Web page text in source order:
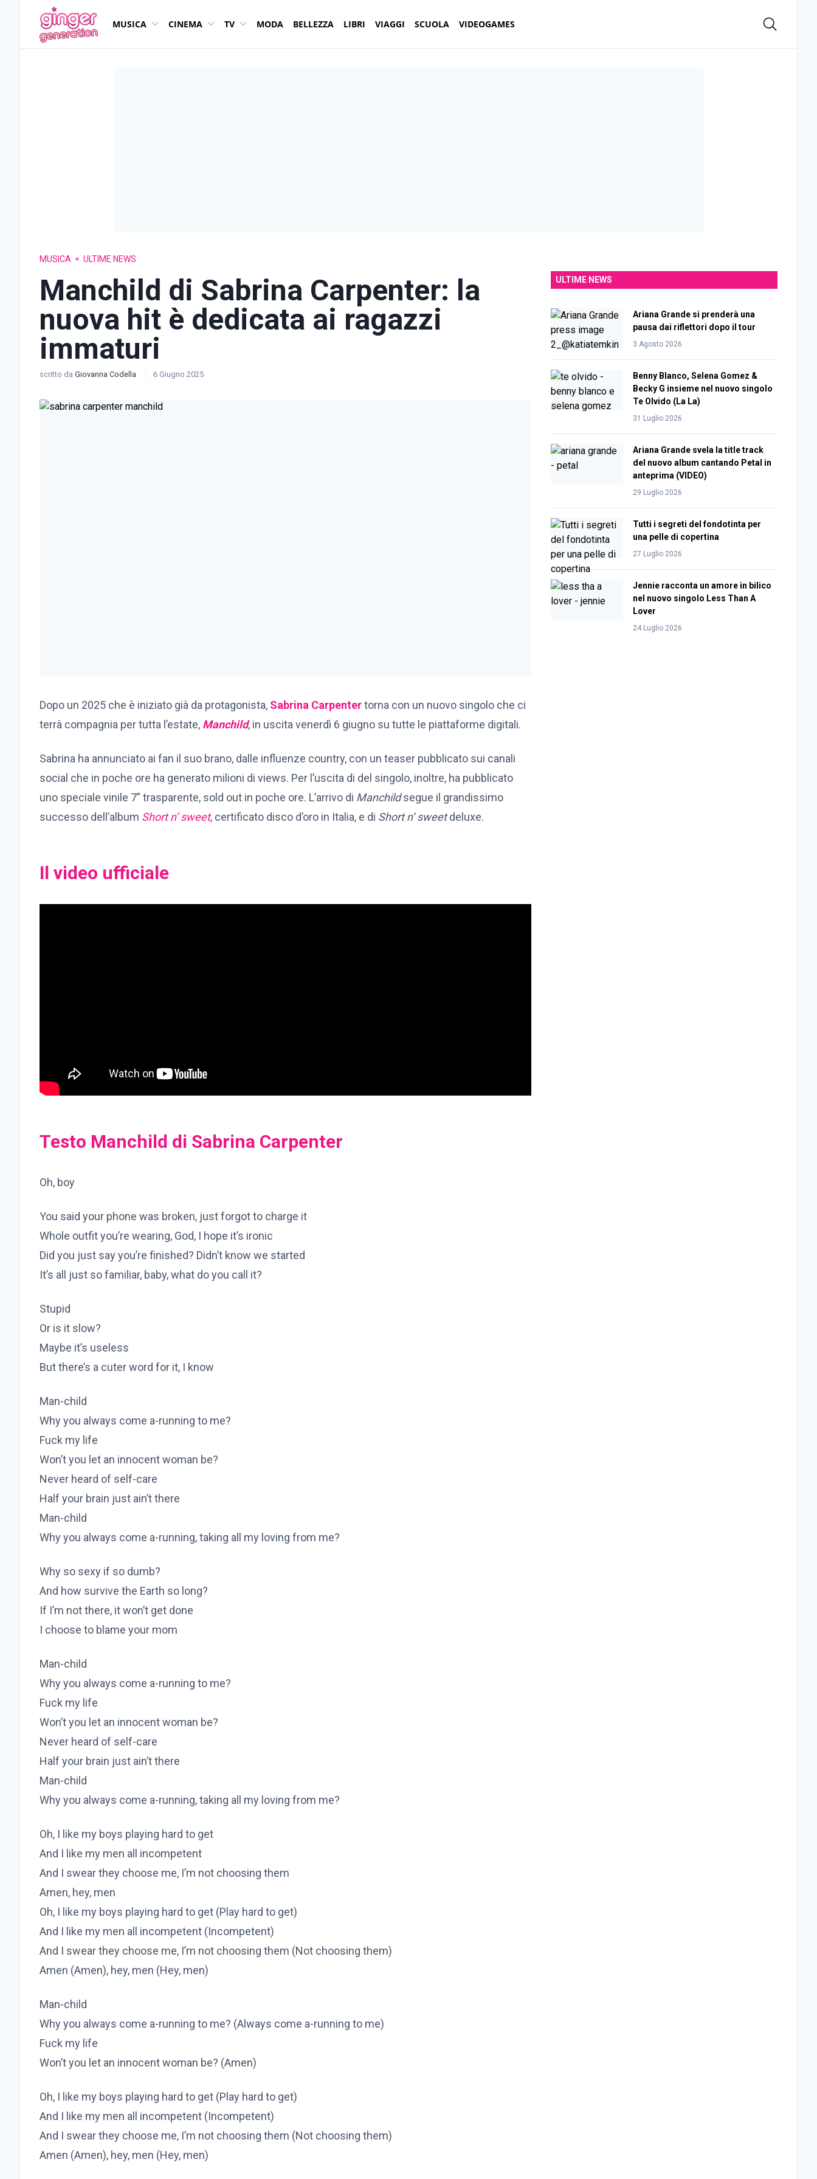
MUSICA CINEMA TV MODA BELLEZZA LIBRI VIAGGI SCUOLA VIDEOGAMES
MUSICA ULTIME NEWS
Manchild di Sabrina Carpenter: la
nuova hit è dedicata ai ragazzi
immaturi
scritto da Giovanna Codella 6 Giugno 2025
Dopo un 2025 che è iniziato già da protagonista, Sabrina Carpentertorna con un nuovo singolo che ci
terrà compagnia per tutta l’estate, Manchild, in uscita venerdì 6 giugno su tutte le piattaforme digitali.
Sabrina ha annunciato ai fan il suo brano, dalle influenze country, con un teaser pubblicato sui canali
social che in poche ore ha generato milioni di views. Per l’uscita di del singolo, inoltre, ha pubblicato
uno speciale vinile 7” trasparente, sold out in poche ore. L’arrivo di Manchildsegue il grandissimo
successo dell’album Short n’ sweet, certificato disco d’oro in Italia, e di Short n’ sweetdeluxe.
Il video ufficiale
Testo Manchild di Sabrina Carpenter
Oh, boy
You said your phone was broken, just forgot to charge it
Whole outfit you’re wearing, God, I hope it’s ironic
Did you just say you’re finished? Didn’t know we started
It’s all just so familiar, baby, what do you call it?
Stupid
Or is it slow?
Maybe it’s useless
But there’s a cuter word for it, I know
Man-child
Why you always come a-running to me?
Fuck my life
Won’t you let an innocent woman be?
Never heard of self-care
Half your brain just ain’t there
Man-child
Why you always come a-running, taking all my loving from me?
Why so sexy if so dumb?
And how survive the Earth so long?
If I’m not there, it won’t get done
I choose to blame your mom
Man-child
Why you always come a-running to me?
Fuck my life
Won’t you let an innocent woman be?
Never heard of self-care
Half your brain just ain’t there
Man-child
Why you always come a-running, taking all my loving from me?
Oh, I like my boys playing hard to get
And I like my men all incompetent
And I swear they choose me, I’m not choosing them
Amen, hey, men
Oh, I like my boys playing hard to get (Play hard to get)
And I like my men all incompetent (Incompetent)
And I swear they choose me, I’m not choosing them (Not choosing them)
Amen (Amen), hey, men (Hey, men)
Man-child
Why you always come a-running to me? (Always come a-running to me)
Fuck my life
Won’t you let an innocent woman be? (Amen)
Oh, I like my boys playing hard to get (Play hard to get)
And I like my men all incompetent (Incompetent)
And I swear they choose me, I’m not choosing them (Not choosing them)
Amen (Amen), hey, men (Hey, men)
ULTIME NEWS
Ariana Grande si prenderà una
pausa dai riflettori dopo il tour
3 Agosto 2026
Benny Blanco, Selena Gomez &
Becky G insieme nel nuovo singolo
Te Olvido (La La)
31 Luglio 2026
Ariana Grande svela la title track
del nuovo album cantando Petal in
anteprima (VIDEO)
29 Luglio 2026
Tutti i segreti del fondotinta per
una pelle di copertina
27 Luglio 2026
Jennie racconta un amore in bilico
nel nuovo singolo Less Than A
Lover
24 Luglio 2026